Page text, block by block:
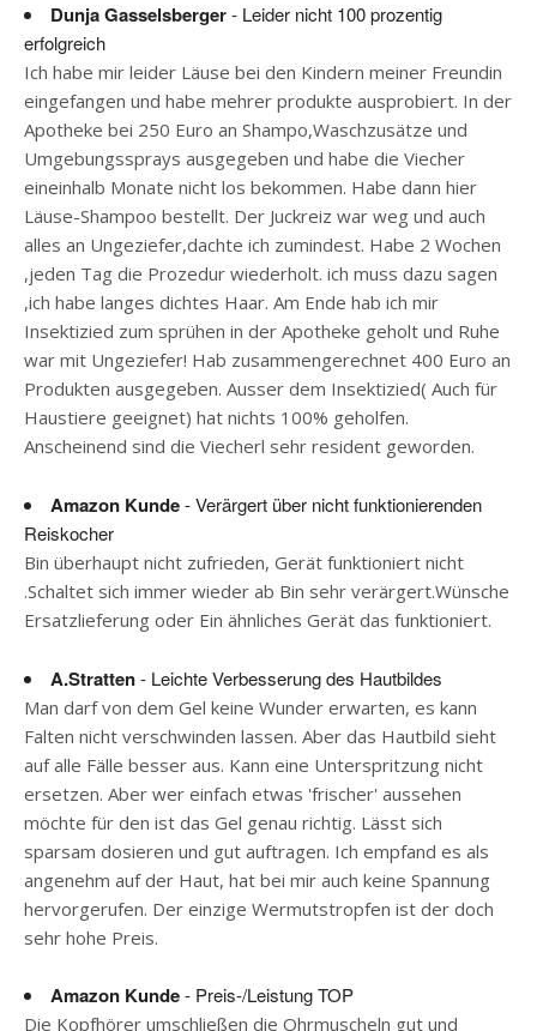
Dunja Gasselsberger- Leider nicht 100 prozentig
erfolgreich
Ich habe mir leider Läuse bei den Kindern meiner Freundin
eingefangen und habe mehrer produkte ausprobiert. In der
Apotheke bei 250 Euro an Shampo,Waschzusätze und
Umgebungssprays ausgegeben und habe die Viecher
eineinhalb Monate nicht los bekommen. Habe dann hier
Läuse-Shampoo bestellt. Der Juckreiz war weg und auch
alles an Ungeziefer,dachte ich zumindest. Habe 2 Wochen
,jeden Tag die Prozedur wiederholt. ich muss dazu sagen
,ich habe langes dichtes Haar. Am Ende hab ich mir
Insektizied zum sprühen in der Apotheke geholt und Ruhe
war mit Ungeziefer! Hab zusammengerechnet 400 Euro an
Produkten ausgegeben. Ausser dem Insektizied( Auch für
Haustiere geeignet) hat nichts 100% geholfen.
Anscheinend sind die Viecherl sehr resident geworden.
Amazon Kunde- Verärgert über nicht funktionierenden
Reiskocher
Bin überhaupt nicht zufrieden, Gerät funktioniert nicht
.Schaltet sich immer wieder ab Bin sehr verärgert.Wünsche
Ersatzlieferung oder Ein ähnliches Gerät das funktioniert.
A.Stratten- Leichte Verbesserung des Hautbildes
Man darf von dem Gel keine Wunder erwarten, es kann
Falten nicht verschwinden lassen. Aber das Hautbild sieht
auf alle Fälle besser aus. Kann eine Unterspritzung nicht
ersetzen. Aber wer einfach etwas 'frischer' aussehen
möchte für den ist das Gel genau richtig. Lässt sich
sparsam dosieren und gut auftragen. Ich empfand es als
angenehm auf der Haut, hat bei mir auch keine Spannung
hervorgerufen. Der einzige Wermutstropfen ist der doch
sehr hohe Preis.
Amazon Kunde- Preis-/Leistung TOP
Die Kopfhörer umschließen die Ohrmuscheln gut und